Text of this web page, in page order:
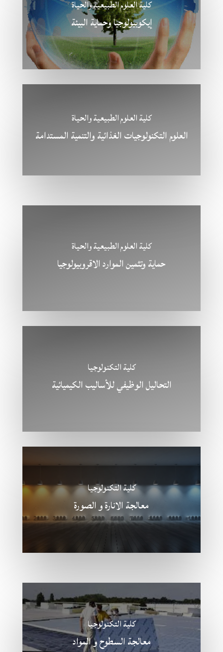
كلية العلوم الطبيعية والحياة
إيكوبيولوجيا وحماية البيئة
كلية العلوم الطبيعية والحياة
العلوم التكنولوجيات الغذائية والتنمية المستدامة
كلية العلوم الطبيعية والحياة
حماية وتثمين الموارد الاقروبيولوجيا
كلية التكنولوجيا
التحاليل الوظيفي للأساليب الكيميائية
كلية التكنولوجيا
معالجة الانارة و الصورة
كلية التكنولوجيا
معالجة السطوح و المواد